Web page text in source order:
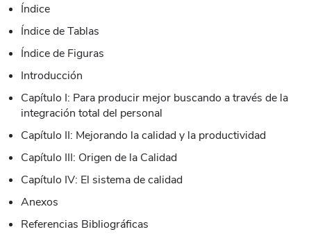
Índice
Índice de Tablas
Índice de Figuras
Introducción
Capítulo I: Para producir mejor buscando a través de la
integración total del personal
Capítulo II: Mejorando la calidad y la productividad
Capítulo III: Origen de la Calidad
Capítulo IV: El sistema de calidad
Anexos
Referencias Bibliográficas